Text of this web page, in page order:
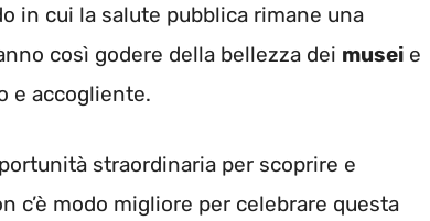
in cui la salute pubblica rimane una
così godere della bellezza dei musei e
e accogliente.
straordinaria per scoprire e
c’è modo migliore per celebrare questa